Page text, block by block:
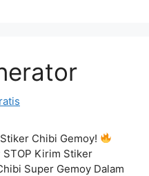
Chibi Gemoy!
STOP Kirim Stiker
Super Gemoy Dalam